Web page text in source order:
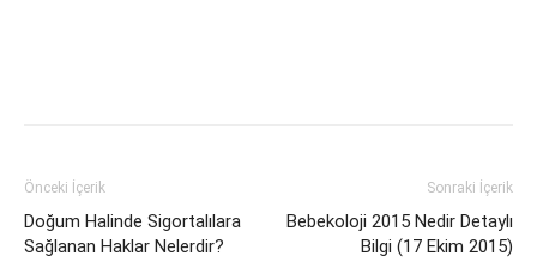
Önceki İçerik
Doğum Halinde Sigortalılara
Sağlanan Haklar Nelerdir?
Sonraki İçerik
Bebekoloji 2015 Nedir Detaylı
Bilgi (17 Ekim 2015)